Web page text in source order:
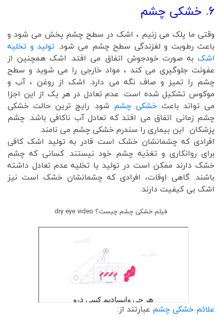
6. خشکی چشم
وقتی ما پلک می زنیم ، اشک در سطح چشم پخش می شود و
باعث رطوبت و لغزندگی سطح چشم می شود. تولید و تخلیه
اشک به صورت خودجوش اتفاق می افتد. اشک همچنین از
عفونت جلوگیری می کند ، مواد خارجی را می شوید و سطح
چشم را تمیز و صاف نگه می دارد. اشک از روغن ، آب و
موکوس تشکیل شده است. عدم تعادل در هر یک از این اجزا
می تواند باعث خشکی چشم شود. رایج ترین حالت خشکی
چشم زمانی اتفاق می افتد که تعادل آب ناکافی باشد. چشم
پزشکان این بیماری را سندرم خشکی چشم می نامند.
افرادی که چشمانشان خشک است قادر به تولید اشک کافی
برای روانکاری و تغذیه چشم خود نیستند. کسانی که چشم
خشک دارند ممکن است در تولید یا تخلیه عدم تعادل داشته
باشند. گاهی اوقات، افرادی که چشمانشان خشک است نیز
اشک بی کیفیت دارند.
فیلم خشکی چشم چیست؟ dry eye video
علائم خشکی چشم عبارتند از: